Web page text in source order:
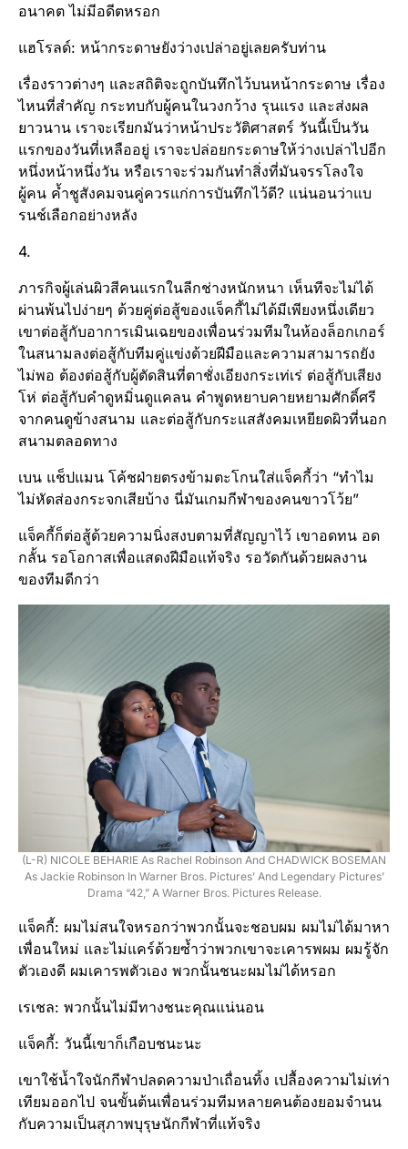
อนาคต ไม่มีอดีตหรอก
แฮโรลด์: หน้ากระดาษยังว่างเปล่าอยู่เลยครับท่าน
เรื่องราวต่างๆ และสถิติจะถูกบันทึกไว้บนหน้ากระดาษ เรื่อง
ไหนที่สำคัญ กระทบกับผู้คนในวงกว้าง รุนแรง และส่งผล
ยาวนาน เราจะเรียกมันว่าหน้าประวัติศาสตร์ วันนี้เป็นวัน
แรกของวันที่เหลืออยู่ เราจะปล่อยกระดาษให้ว่างเปล่าไปอีก
หนึ่งหน้าหนึ่งวัน หรือเราจะร่วมกันทำสิ่งที่มันจรรโลงใจ
ผู้คน ค้ำชูสังคมจนคู่ควรแก่การบันทึกไว้ดี? แน่นอนว่าแบ
รนช์เลือกอย่างหลัง
4.
ภารกิจผู้เล่นผิวสีคนแรกในลีกช่างหนักหนา เห็นทีจะไม่ได้
ผ่านพ้นไปง่ายๆ ด้วยคู่ต่อสู้ของแจ็คกี้ไม่ได้มีเพียงหนึ่งเดียว
เขาต่อสู้กับอาการเมินเฉยของเพื่อนร่วมทีมในห้องล็อกเกอร์
ในสนามลงต่อสู้กับทีมคู่แข่งด้วยฝีมือและความสามารถยัง
ไม่พอ ต้องต่อสู้กับผู้ตัดสินที่ตาชั่งเอียงกระเท่เร่ ต่อสู้กับเสียง
โห่ ต่อสู้กับคำดูหมิ่นดูแคลน คำพูดหยาบคายหยามศักดิ์ศรี
จากคนดูข้างสนาม และต่อสู้กับกระแสสังคมเหยียดผิวที่นอก
สนามตลอดทาง
เบน แช็ปแมน โค้ชฝ่ายตรงข้ามตะโกนใส่แจ็คกี้ว่า “ทำไม
ไม่หัดส่องกระจกเสียบ้าง นี่มันเกมกีฬาของคนขาวโว้ย”
แจ็คกี้ก็ต่อสู้ด้วยความนิ่งสงบตามที่สัญญาไว้ เขาอดทน อด
กลั้น รอโอกาสเพื่อแสดงฝีมือแท้จริง รอวัดกันด้วยผลงาน
ของทีมดีกว่า
(L-R) NICOLE BEHARIE As Rachel Robinson And CHADWICK BOSEMAN
As Jackie Robinson In Warner Bros. Pictures’ And Legendary Pictures’
Drama “42,” A Warner Bros. Pictures Release.
แจ็คกี้: ผมไม่สนใจหรอกว่าพวกนั้นจะชอบผม ผมไม่ได้มาหา
เพื่อนใหม่ และไม่แคร์ด้วยซ้ำว่าพวกเขาจะเคารพผม ผมรู้จัก
ตัวเองดี ผมเคารพตัวเอง พวกนั้นชนะผมไม่ได้หรอก
เรเชล: พวกนั้นไม่มีทางชนะคุณแน่นอน
แจ็คกี้: วันนี้เขาก็เกือบชนะนะ
เขาใช้น้ำใจนักกีฬาปลดความป่าเถื่อนทิ้ง เปลื้องความไม่เท่า
เทียมออกไป จนขั้นต้นเพื่อนร่วมทีมหลายคนต้องยอมจำนน
กับความเป็นสุภาพบุรุษนักกีฬาที่แท้จริง